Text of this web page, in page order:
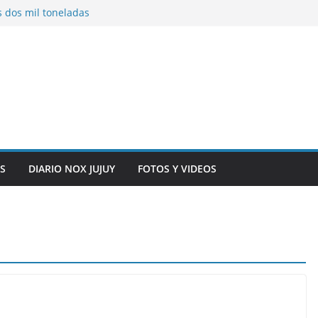
dos mil toneladas
originarias
general del
DIARIO NOX JUJUY FOTOS Y VIDEOS